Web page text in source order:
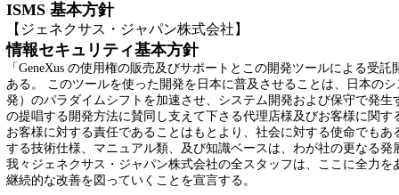
ISMS 基本方針
【ジェネクサス・ジャパン株式会社】
情報セキュリティ基本方針
「GeneXus の使用権の販売及びサポートとこの開発ツールによる受
ある。 このツールを使った開発を日本に普及させることは、日本の
発）のパラダイムシフトを加速させ、システム開発および保守で発
の提唱する開発方法に賛同し支えて下さる代理店様及びお客様に関
お客様に対する責任であることはもとより、社会に対する使命でも
する技術仕様、マニュアル類、及び知識ベースは、わが社の更なる
我々ジェネクサス・ジャパン株式会社の全スタッフは、ここに全力
継続的な改善を図っていくことを宣言する。